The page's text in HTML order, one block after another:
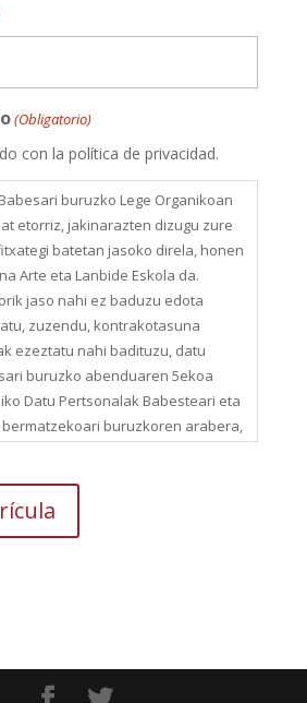
(Obligatorio)
con la política de privacidad.
buruzko Lege Organikoan
etorriz, jakinarazten dizugu zure
batetan jasoko direla, honen
Arte eta Lanbide Eskola da.
jaso nahi ez baduzu edota
zuzendu, kontrakotasuna
ezeztatu nahi badituzu, datu
buruzko abenduaren 5ekoa
Datu Pertsonalak Babesteari eta
buruzkoren arabera,
de Datos de Carácter
que sus datos personales se